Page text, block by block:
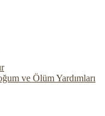
ve Ölüm Yardımları